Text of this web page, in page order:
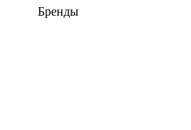
Бренды